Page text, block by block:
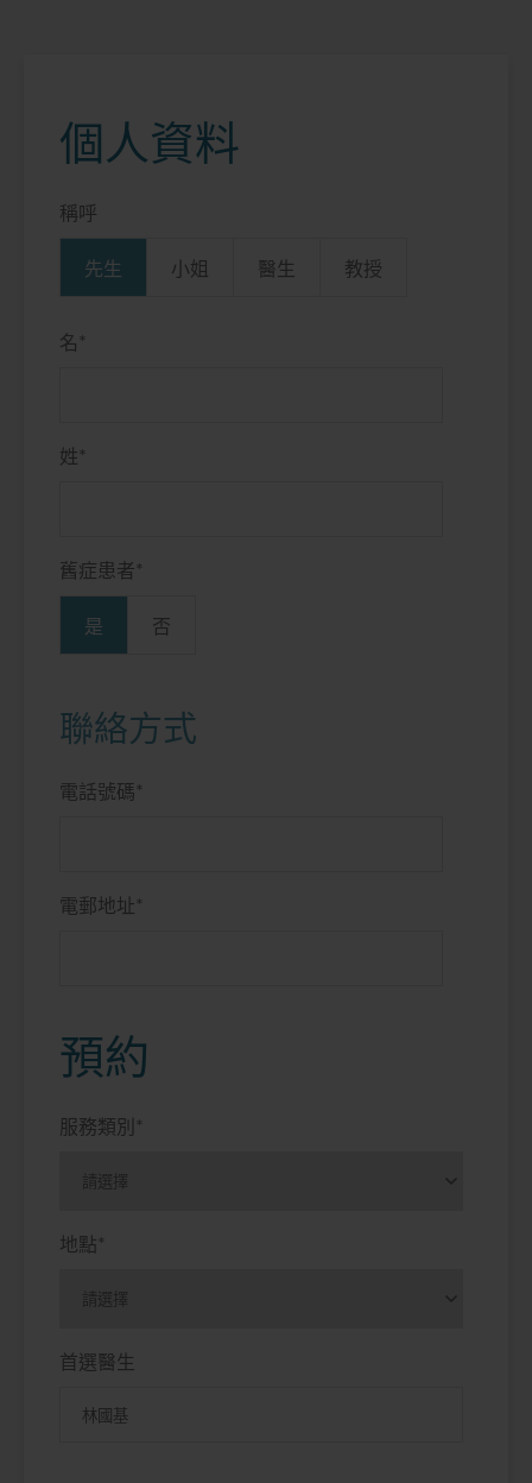
個人資料
稱呼
先生 小姐 醫生 教授
名 *
姓 *
舊症患者 *
是 否
聯絡方式
電話號碼 *
電郵地址 *
預約
服務類別 *
地點 *
首選醫生